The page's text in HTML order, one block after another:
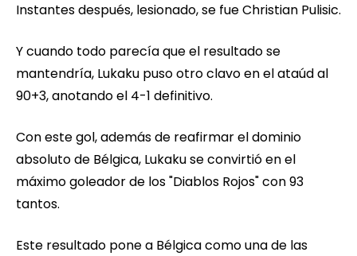
Instantes después, lesionado, se fue Christian Pulisic.
Y cuando todo parecía que el resultado se
mantendría, Lukaku puso otro clavo en el ataúd al
90+3, anotando el 4-1 definitivo.
Con este gol, además de reafirmar el dominio
absoluto de Bélgica, Lukaku se convirtió en el
máximo goleador de los "Diablos Rojos" con 93
tantos.
Este resultado pone a Bélgica como una de las